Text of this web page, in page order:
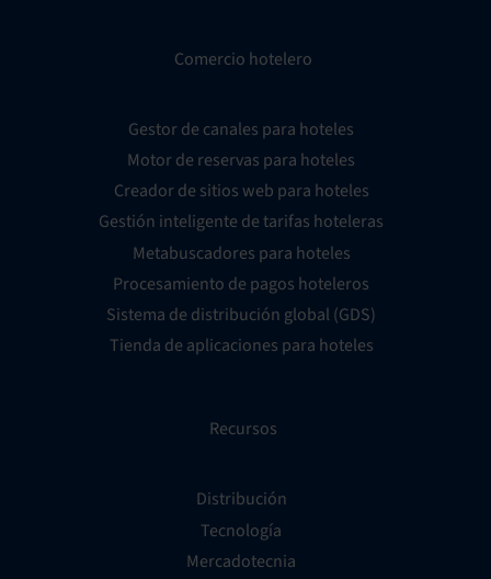
Comercio hotelero
Gestor de canales para hoteles
Motor de reservas para hoteles
Creador de sitios web para hoteles
Gestión inteligente de tarifas hoteleras
Metabuscadores para hoteles
Procesamiento de pagos hoteleros
Sistema de distribución global (GDS)
Tienda de aplicaciones para hoteles
Recursos
Distribución
Tecnología
Mercadotecnia